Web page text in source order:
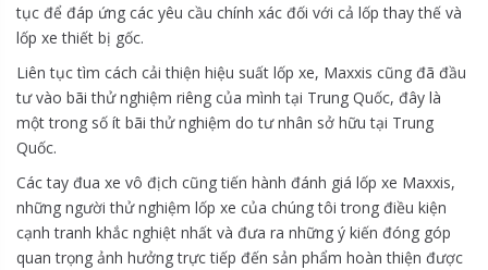
tục để đáp ứng các yêu cầu chính xác đối với cả lốp thay thế và
lốp xe thiết bị gốc.
Liên tục tìm cách cải thiện hiệu suất lốp xe, Maxxis cũng đã đầu
tư vào bãi thử nghiệm riêng của mình tại Trung Quốc, đây là
một trong số ít bãi thử nghiệm do tư nhân sở hữu tại Trung
Quốc.
Các tay đua xe vô địch cũng tiến hành đánh giá lốp xe Maxxis,
những người thử nghiệm lốp xe của chúng tôi trong điều kiện
cạnh tranh khắc nghiệt nhất và đưa ra những ý kiến ​​đóng góp
quan trọng ảnh hưởng trực tiếp đến sản phẩm hoàn thiện được